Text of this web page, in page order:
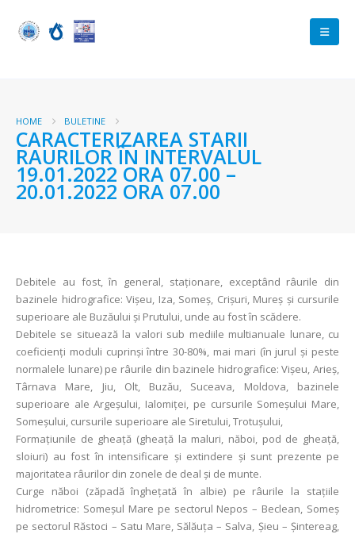
HOME BULETINE
CARACTERIZAREA STARII
RAURILOR ÎN INTERVALUL
19.01.2022 ORA 07.00 –
20.01.2022 ORA 07.00
Debitele au fost, în general, staționare, exceptând râurile din
bazinele hidrografice: Vișeu, Iza, Someș, Crișuri, Mureș și cursurile
superioare ale Buzăului și Prutului, unde au fost în scădere.
Debitele se situează la valori sub mediile multianuale lunare, cu
coeficienţi moduli cuprinşi între 30-80%, mai mari (în jurul și peste
normalele lunare) pe râurile din bazinele hidrografice: Vișeu, Arieș,
Târnava Mare, Jiu, Olt, Buzău, Suceava, Moldova, bazinele
superioare ale Argeșului, Ialomiței, pe cursurile Someșului Mare,
Someșului, cursurile superioare ale Siretului, Trotuşului,
Formaţiunile de gheaţă (gheață la maluri, năboi, pod de gheață,
sloiuri) au fost în intensificare și extindere și sunt prezente pe
majoritatea râurilor din zonele de deal și de munte.
Curge năboi (zăpadă îngheţată în albie) pe râurile la staţiile
hidrometrice: Someșul Mare pe sectorul Nepos – Beclean, Someș
pe sectorul Răstoci – Satu Mare, Sălăuța – Salva, Șieu – Șintereag,